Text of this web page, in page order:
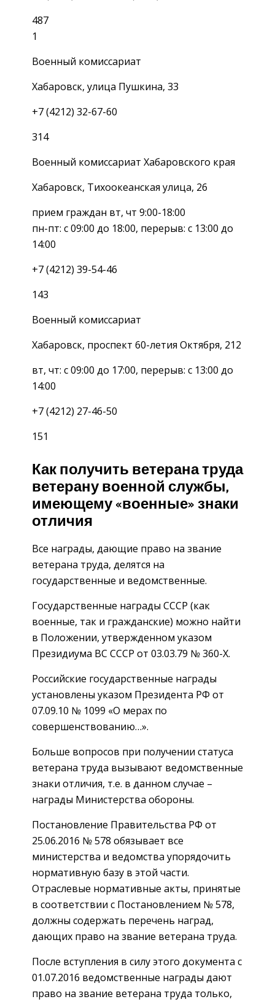
487
1
Военный комиссариат
Хабаровск, улица Пушкина, 33
+7 (4212) 32-67-60
314
Военный комиссариат Хабаровского края
Хабаровск, Тихоокеанская улица, 26
прием граждан вт, чт 9:00-18:00
пн-пт: с 09:00 до 18:00, перерыв: с 13:00 до
14:00
+7 (4212) 39-54-46
143
Военный комиссариат
Хабаровск, проспект 60-летия Октября, 212
вт, чт: с 09:00 до 17:00, перерыв: с 13:00 до
14:00
+7 (4212) 27-46-50
151
Как получить ветерана труда
ветерану военной службы,
имеющему «военные» знаки
отличия
Все награды, дающие право на звание
ветерана труда, делятся на
государственные и ведомственные.
Государственные награды СССР (как
военные, так и гражданские) можно найти
в Положении, утвержденном указом
Президиума ВС СССР от 03.03.79 № 360-Х.
Российские государственные награды
установлены указом Президента РФ от
07.09.10 № 1099 «О мерах по
совершенствованию…».
Больше вопросов при получении статуса
ветерана труда вызывают ведомственные
знаки отличия, т.е. в данном случае –
награды Министерства обороны.
Постановление Правительства РФ от
25.06.2016 № 578 обязывает все
министерства и ведомства упорядочить
нормативную базу в этой части.
Отраслевые нормативные акты, принятые
в соответствии с Постановлением № 578,
должны содержать перечень наград,
дающих право на звание ветерана труда.
После вступления в силу этого документа с
01.07.2016 ведомственные награды дают
право на звание ветерана труда только,